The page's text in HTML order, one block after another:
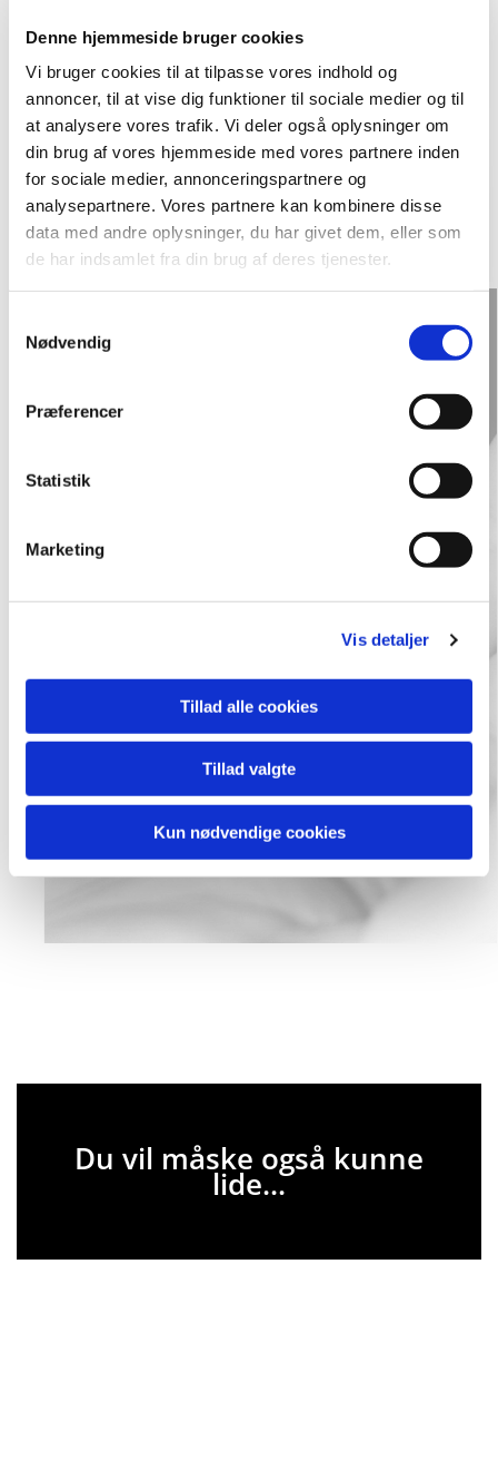
Denne hjemmeside bruger cookies
Vi bruger cookies til at tilpasse vores indhold og
annoncer, til at vise dig funktioner til sociale medier og til
at analysere vores trafik. Vi deler også oplysninger om
din brug af vores hjemmeside med vores partnere inden
for sociale medier, annonceringspartnere og
analysepartnere. Vores partnere kan kombinere disse
data med andre oplysninger, du har givet dem, eller som
de har indsamlet fra din brug af deres tjenester.
Nødvendig
Præferencer
Statistik
Marketing
Vis detaljer
Tillad alle cookies
Tillad valgte
Kun nødvendige cookies
Du vil måske også kunne
lide...